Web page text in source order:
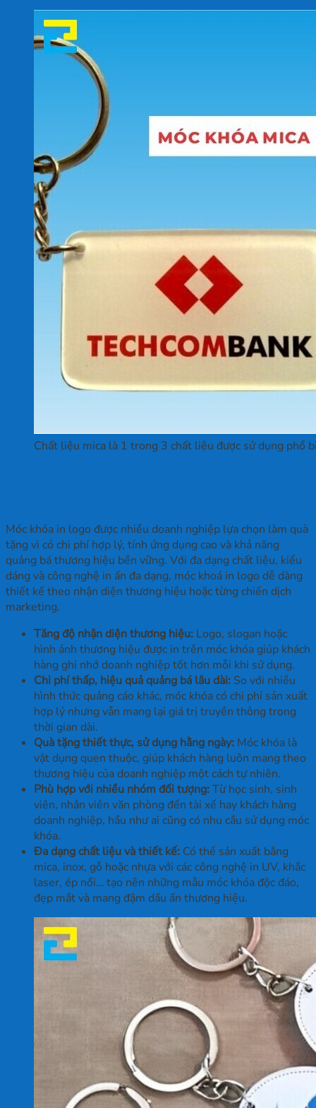
Chất liệu mica là 1 trong 3 chất liệu được sử dụng phổ
Móc khóa in logo được nhiều doanh nghiệp lựa chọn làm quà
tặng vì có chi phí hợp lý, tính ứng dụng cao và khả năng
quảng bá thương hiệu bền vững. Với đa dạng chất liệu, kiểu
dáng và công nghệ in ấn đa dạng, móc khoá in logo dễ dàng
thiết kế theo nhận diện thương hiệu hoặc từng chiến dịch
marketing.
Tăng độ nhận diện thương hiệu: Logo, slogan hoặc
hình ảnh thương hiệu được in trên móc khóa giúp khách
hàng ghi nhớ doanh nghiệp tốt hơn mỗi khi sử dụng.
Chi phí thấp, hiệu quả quảng bá lâu dài: So với nhiều
hình thức quảng cáo khác, móc khóa có chi phí sản xuất
hợp lý nhưng vẫn mang lại giá trị truyền thông trong
thời gian dài.
Quà tặng thiết thực, sử dụng hằng ngày: Móc khóa là
vật dụng quen thuộc, giúp khách hàng luôn mang theo
thương hiệu của doanh nghiệp một cách tự nhiên.
Phù hợp với nhiều nhóm đối tượng:Từ học sinh, sinh
viên, nhân viên văn phòng đến tài xế hay khách hàng
doanh nghiệp, hầu như ai cũng có nhu cầu sử dụng móc
khóa.
Đa dạng chất liệu và thiết kế: Có thể sản xuất bằng
mica, inox, gỗ hoặc nhựa với các công nghệ in UV, khắc
laser, ép nổi… tạo nên những mẫu móc khóa độc đáo,
đẹp mắt và mang đậm dấu ấn thương hiệu.